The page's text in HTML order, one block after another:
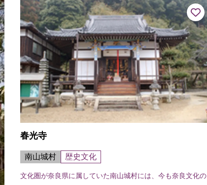
春光寺
南山城村 歴史文化
文化圏が奈良県に属していた南山城村には、今も奈良文化の